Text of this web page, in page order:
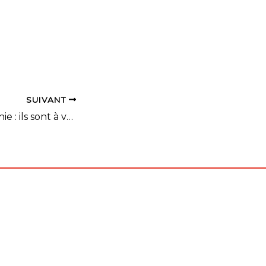
SUIVANT
Ecole d'Etiophathie : ils sont à votre disposition